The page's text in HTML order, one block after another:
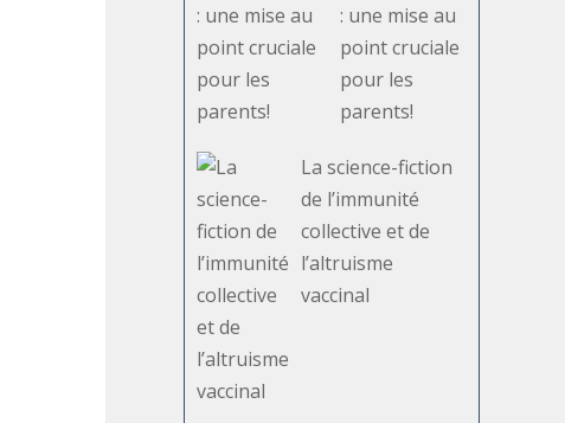
: une mise au
point cruciale
pour les
parents!
La science-fiction
de l’immunité
collective et de
l’altruisme
vaccinal